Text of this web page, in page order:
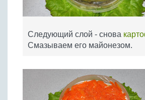
Следующий слой - снова
Смазываем его майонезом.